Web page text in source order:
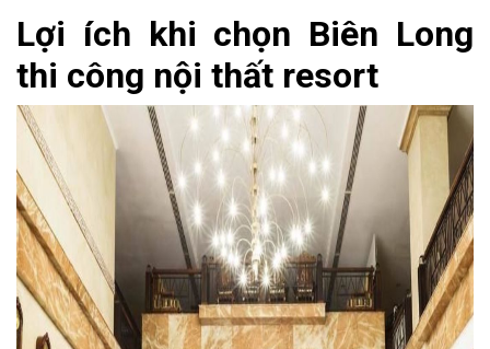
Lợi ích khi chọn Biên Long
thi công nội thất resort